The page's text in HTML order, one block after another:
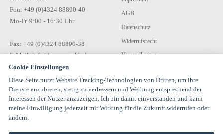
Fon: +49 (0)4324 88890-40
Mo-Fr. 9:00 - 16:30 Uhr
Fax: +49 (0)4324 88890-38
E-Mail: info@tecon-gmbh.de
AGB
Datenschutz
Widerrufsrecht
Versandkosten
Kontakt
Cookie Einstellungen
Diese Seite nutzt Website Tracking-Technologien von Dritten, um ihre
Dienste anzubieten, stetig zu verbessern und Werbung entsprechend der
Interessen der Nutzer anzuzeigen. Ich bin damit einverstanden und kann
meine Einwilligung jederzeit mit Wirkung für die Zukunft widerrufen oder
ändern.